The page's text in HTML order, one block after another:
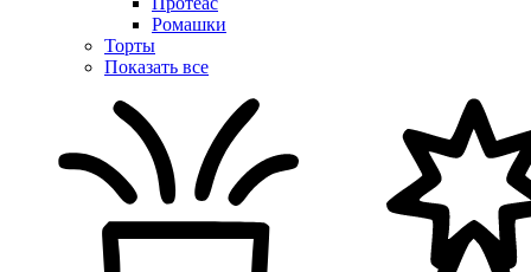
Ромашки
Торты
Показать все